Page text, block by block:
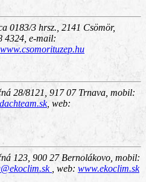
0183/3 hrsz., 2141 Csömör,
4324, e-mail:
www.csomorituzep.hu
28/8121, 917 07 Trnava , mobil:
, web:
123, 900 27 Bernolákovo , mobil:
, web: www.ekoclim.sk